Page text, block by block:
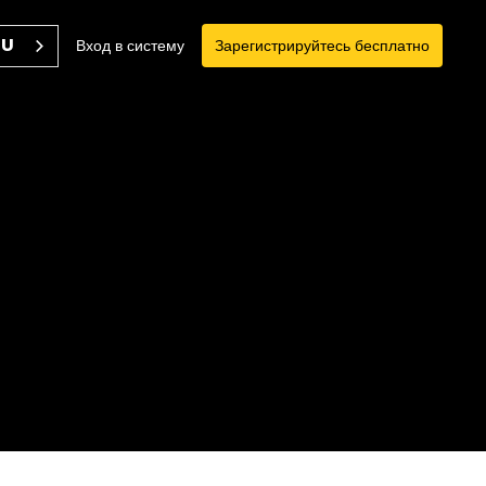
Вход в систему Зарегистрируйтесь бесплатно